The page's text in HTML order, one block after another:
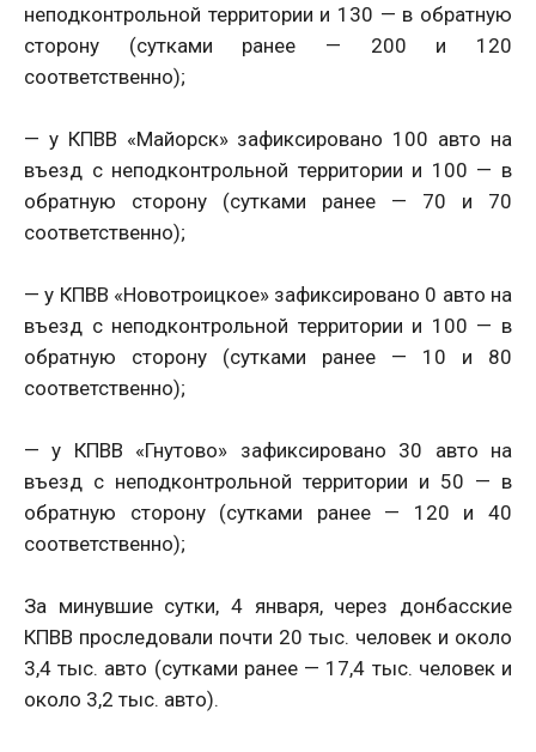
неподконтрольной территории и 130 — в обратную
сторону (сутками ранее — 200 и 120
соответственно);
— у КПВВ «Майорск» зафиксировано 100 авто на
въезд с неподконтрольной территории и 100 — в
обратную сторону (сутками ранее — 70 и 70
соответственно);
— у КПВВ «Новотроицкое» зафиксировано 0 авто на
въезд с неподконтрольной территории и 100 — в
обратную сторону (сутками ранее — 10 и 80
соответственно);
— у КПВВ «Гнутово» зафиксировано 30 авто на
въезд с неподконтрольной территории и 50 — в
обратную сторону (сутками ранее — 120 и 40
соответственно);
За минувшие сутки, 4 января, через донбасские
КПВВ проследовали почти 20 тыс. человек и около
3,4 тыс. авто (сутками ранее — 17,4 тыс. человек и
около 3,2 тыс. авто).